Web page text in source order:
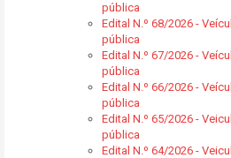
pública
Edital N.º 68/2026 -
pública
Edital N.º 67/2026 -
pública
Edital N.º 66/2026 -
pública
Edital N.º 65/2026 -
pública
Edital N.º 64/2026 -